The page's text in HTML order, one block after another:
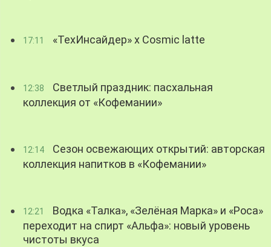
17:11 «ТехИнсайдер» х Cosmic latte
12:38
Светлый праздник: пасхальная
коллекция от «Кофемании»
12:14
Сезон освежающих открытий: авторская
коллекция напитков в «Кофемании»
12:21
Водка «Талка», «Зелёная Марка» и «Роса»
переходит на спирт «Альфа»: новый уровень
чистоты вкуса